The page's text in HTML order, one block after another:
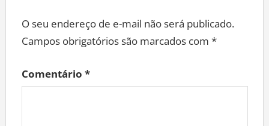
O seu endereço de e-mail não será publicado.
Campos obrigatórios são marcados com *
Comentário *